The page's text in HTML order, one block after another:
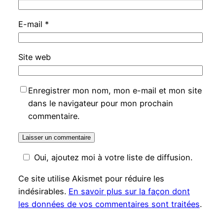
E-mail *
Site web
Enregistrer mon nom, mon e-mail et mon site
dans le navigateur pour mon prochain
commentaire.
Oui, ajoutez moi à votre liste de diffusion.
Ce site utilise Akismet pour réduire les
indésirables. En savoir plus sur la façon dont
les données de vos commentaires sont traitées.